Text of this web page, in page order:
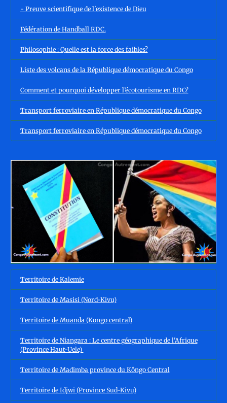
- Preuve scientifique de l'existence de Dieu
Fédération de Handball RDC.
Philosophie : Quelle est la force des faibles?
Liste des volcans de la République démocratique du Congo
Comment et pourquoi développer l’écotourisme en RDC?
Transport ferroviaire en République démocratique du Congo
Transport ferroviaire en République démocratique du Congo
Territoire de Kalemie
Territoire de Masisi (Nord-Kivu)
Territoire de Muanda (Kongo central)
Territoire de Niangara : Le centre géographique de l'Afrique
(Province Haut-Uele)
Territoire de Madimba province du Kôngo Central
Territoire de Idjwi (Province Sud-Kivu)